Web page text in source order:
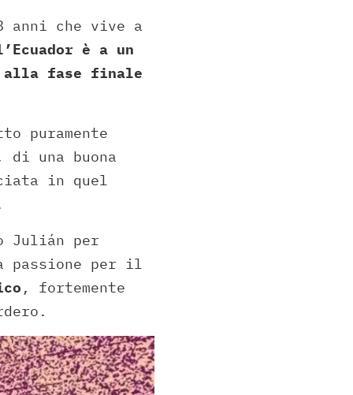
che vive a
è a un
alla fase finale
puramente
una buona
in quel
Julián per
per il
, fortemente